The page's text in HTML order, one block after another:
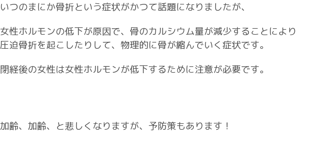
いつのまにか骨折という症状がかつて話題になりましたが、
女性ホルモンの低下が原因で、骨のカルシウム量が減少することにより
圧迫骨折を起こしたりして、物理的に骨が縮んでいく症状です。
閉経後の女性は女性ホルモンが低下するために注意が必要です。
加齢、加齢、と悲しくなりますが、予防策もあります！